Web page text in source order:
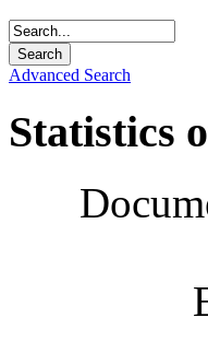
Advanced Search
Statistics